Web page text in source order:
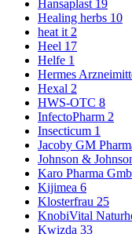
Hansaplast 19
Healing herbs 10
heat it2
Heel 17
Helfe 1
Hermes
Hexal 2
HWS-OTC 8
InfectoPharm 2
Insecticum 1
Jacoby GM
Johnson &
Karo Pharma
Kijimea 6
Klosterfrau 25
KnobiVital
Kwizda 33